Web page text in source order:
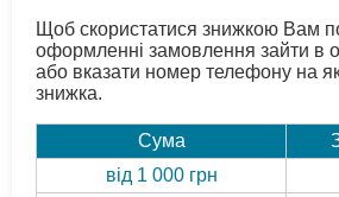
Щоб скористатися знижкою Вам
оформленні замовлення зайти в
або вказати номер телефону на
знижка.
Сума
від 1 000 грн